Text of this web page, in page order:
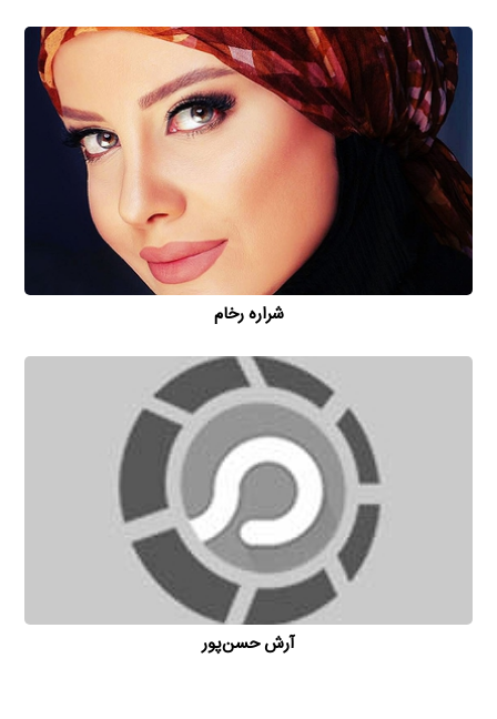
شراره رخام
آرش حسن‌پور